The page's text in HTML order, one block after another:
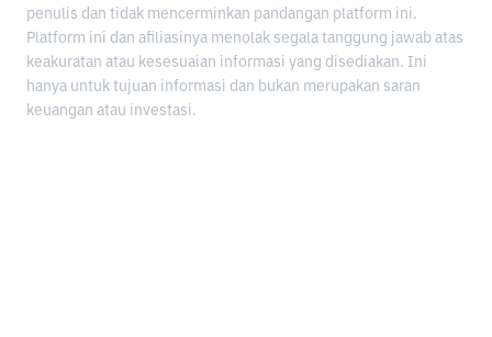
penulis dan tidak mencerminkan pandangan platform ini.
Platform ini dan afiliasinya menolak segala tanggung jawab atas
keakuratan atau kesesuaian informasi yang disediakan. Ini
hanya untuk tujuan informasi dan bukan merupakan saran
keuangan atau investasi.